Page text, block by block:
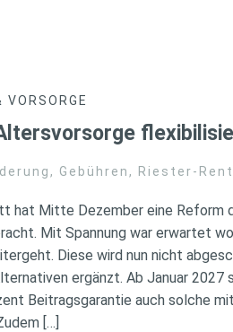
VORSORGE
, Gebühren , Riester-
hat Mitte Dezember eine Reform
Mit Spannung war erwartet
Diese wird nun nicht
ergänzt. Ab Januar 2027
Beitragsgarantie auch solche
[…]